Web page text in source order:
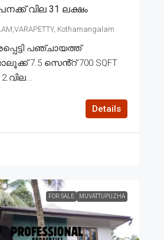
വില 31 ലക്ഷം
Kothamangalam
പഞ്ചായത്ത്
7.5 സെൻ്റ് 700 SQFT
Details
FOR SALE MUVATTUPUZHA